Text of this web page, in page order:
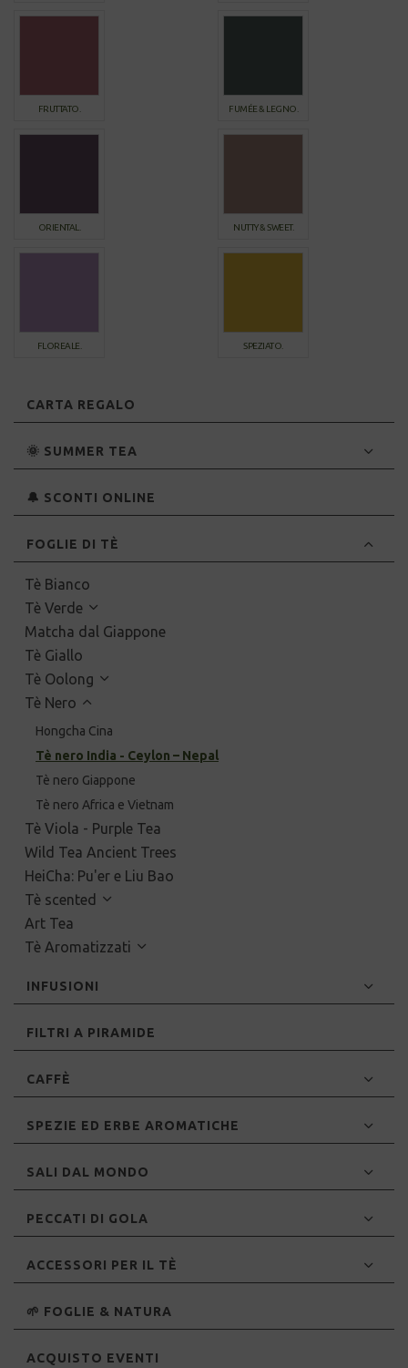
FRUTTATO. FUMÉE & LEGNO.
ORIENTAL. NUTTY & SWEET.
FLOREALE. SPEZIATO.
CARTA REGALO
🌞 SUMMER TEA
🔔 SCONTI ONLINE
FOGLIE DI TÈ
Tè Bianco
Tè Verde
Matcha dal Giappone
Tè Giallo
Tè Oolong
Tè Nero
Hongcha Cina
Tè nero India - Ceylon – Nepal
Tè nero Giappone
Tè nero Africa e Vietnam
Tè Viola - Purple Tea
Wild Tea Ancient Trees
HeiCha: Pu'er e Liu Bao
Tè scented
Art Tea
Tè Aromatizzati
INFUSIONI
FILTRI A PIRAMIDE
CAFFÈ
SPEZIE ED ERBE AROMATICHE
SALI DAL MONDO
PECCATI DI GOLA
ACCESSORI PER IL TÈ
🌱 FOGLIE & NATURA
ACQUISTO EVENTI